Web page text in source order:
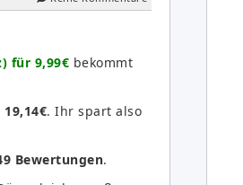
für 9,99€ bekommt
19,14€. Ihr spart also
Bewertungen.